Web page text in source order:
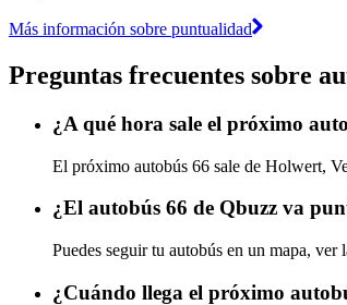
Más información sobre puntualidad
Preguntas frecuentes sobre
¿A qué hora sale el próximo
El próximo autobús 66 sale de Holwert,
¿El autobús 66 de Qbuzz va
Puedes seguir tu autobús en un mapa,
¿Cuándo llega el próximo